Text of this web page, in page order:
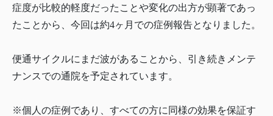
症度が比較的軽度だったことや変化の出方が顕著であっ
たことから、今回は約4ヶ月での症例報告となりました。
便通サイクルにまだ波があることから、引き続きメンテ
ナンスでの通院を予定されています。
※個人の症例であり、すべての方に同様の効果を保証す